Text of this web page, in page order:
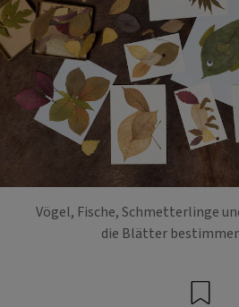
Vögel, Fische, Schmetterlinge
die Blätter